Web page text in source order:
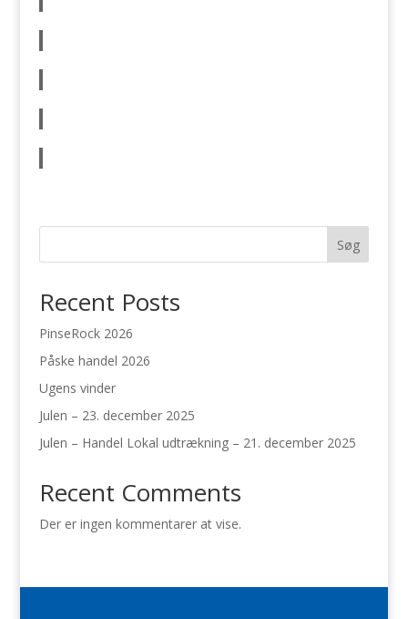
Søg
Recent Posts
PinseRock 2026
Påske handel 2026
Ugens vinder
Julen – 23. december 2025
Julen – Handel Lokal udtrækning – 21. december 2025
Recent Comments
Der er ingen kommentarer at vise.